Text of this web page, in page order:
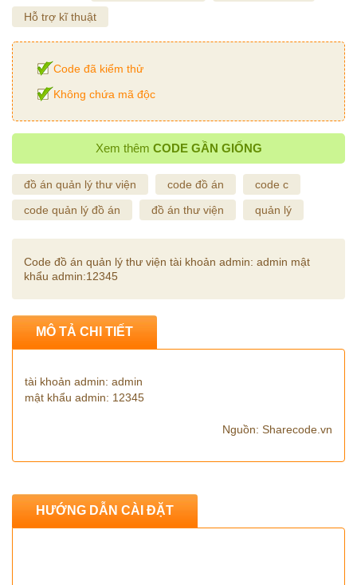
Hỗ trợ kĩ thuật
Code đã kiểm thử
Không chứa mã độc
Xem thêm CODE GẦN GIỐNG
đồ án quản lý thư viện code đồ án
code c
code quản lý đồ án
đồ án thư viện quản lý
Code đồ án quản lý thư viện tài khoản admin: admin mật
khẩu admin:12345
MÔ TẢ CHI TIẾT
tài khoản admin: admin
mật khẩu admin: 12345
Nguồn: Sharecode.vn
HƯỚNG DẪN CÀI ĐẶT